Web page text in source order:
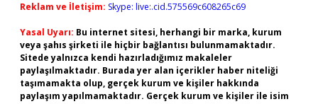
Reklam ve İletişim: Skype: live:.cid.575569c608265c69
Yasal Uyarı: Bu internet sitesi, herhangi bir marka, kurum
veya şahıs şirketi ile hiçbir bağlantısı bulunmamaktadır.
Sitede yalnızca kendi hazırladığımız makaleler
paylaşılmaktadır. Burada yer alan içerikler haber niteliği
taşımamakta olup, gerçek kurum ve kişiler hakkında
paylaşım yapılmamaktadır. Gerçek kurum ve kişiler ile isim